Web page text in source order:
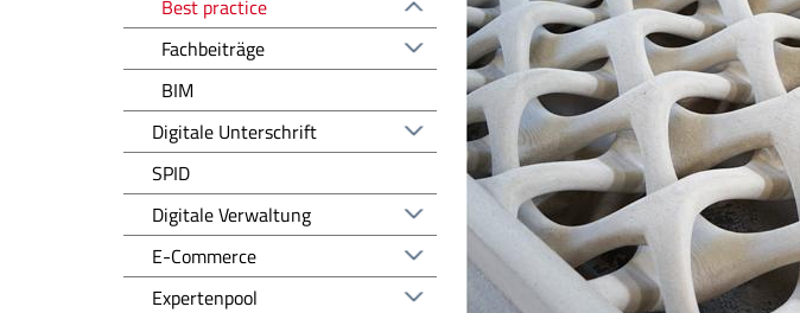
Best practice
Fachbeiträge
BIM
Digitale Unterschrift
SPID
Digitale Verwaltung
E-Commerce
Expertenpool